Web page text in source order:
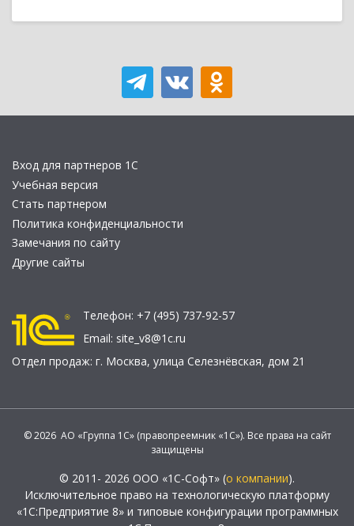
Вход для партнеров 1С
Учебная версия
Стать партнером
Политика конфиденциальности
Замечания по сайту
Другие сайты
Телефон: +7 (495) 737-92-57
Email: site_v8@1c.ru
Отдел продаж: г. Москва, улица Селезнёвская, дом 21
© 2026 АО «Группа 1С» (правопреемник «1С»). Все права на сайт
защищены
© 2011- 2026 ООО «1С-Софт» (о компании).
Исключительное право на технологическую платформу
«1С:Предприятие 8» и типовые конфигурации программных